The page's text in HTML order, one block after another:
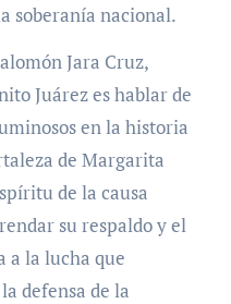
soberanía nacional.
Jara Cruz,
Juárez es hablar de
en la historia
de Margarita
de la causa
su respaldo y el
a la lucha que
defensa de la